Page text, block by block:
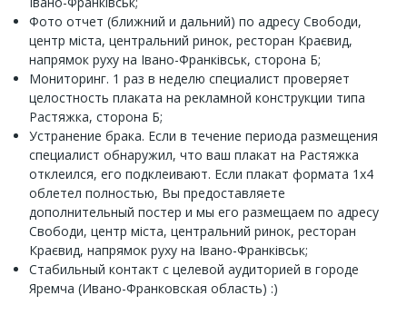
Фото отчет (ближний и дальний) по адресу Свободи,
центр міста, центральний ринок, ресторан Краєвид,
напрямок руху на Івано-Франківськ, сторона Б;
Мониторинг. 1 раз в неделю специалист проверяет
целостность плаката на рекламной конструкции типа
Растяжка, сторона Б;
Устранение брака. Если в течение периода размещения
специалист обнаружил, что ваш плакат на Растяжка
отклеился, его подклеивают. Если плакат формата 1х4
облетел полностью, Вы предоставляете
дополнительный постер и мы его размещаем по адресу
Свободи, центр міста, центральний ринок, ресторан
Краєвид, напрямок руху на Івано-Франківськ;
Стабильный контакт с целевой аудиторией в городе
Яремча (Ивано-Франковская область) :)